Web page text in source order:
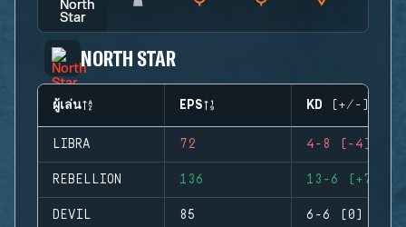
NORTH STAR
ผู้เล่น EPS KD (+/-)
LIBRA 72 4-8 (-4)
REBELLION 136 13-6 (+7)
DEVIL 85 6-6 (0)